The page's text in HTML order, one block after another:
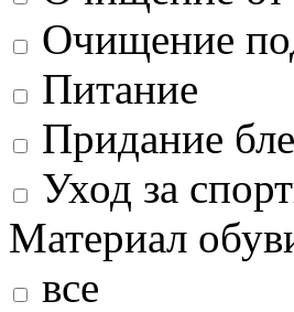
Очищение
Питание
Придание
Уход за
Материал
все